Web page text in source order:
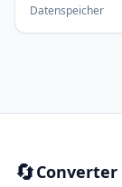
Datenspeicher
🔄Converter